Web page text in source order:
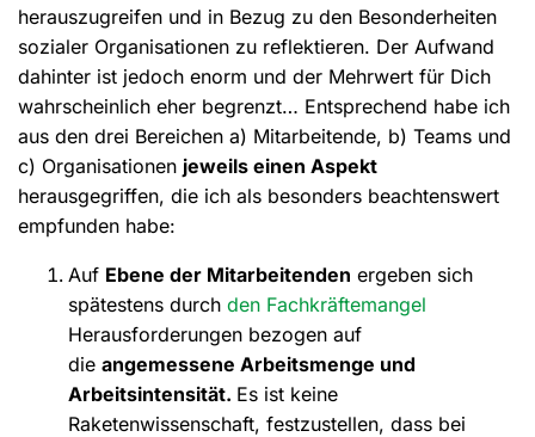
herauszugreifen und in Bezug zu den Besonderheiten
sozialer Organisationen zu reflektieren. Der Aufwand
dahinter ist jedoch enorm und der Mehrwert für Dich
wahrscheinlich eher begrenzt… Entsprechend habe ich
aus den drei Bereichen a) Mitarbeitende, b) Teams und
c) Organisationen jeweils einen Aspekt
herausgegriffen, die ich als besonders beachtenswert
empfunden habe:
Auf Ebene der Mitarbeitenden ergeben sich
spätestens durch den Fachkräftemangel
Herausforderungen bezogen auf
die angemessene Arbeitsmenge und
Arbeitsintensität. Es ist keine
Raketenwissenschaft, festzustellen, dass bei